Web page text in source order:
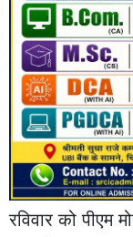
रविवार को पीएम